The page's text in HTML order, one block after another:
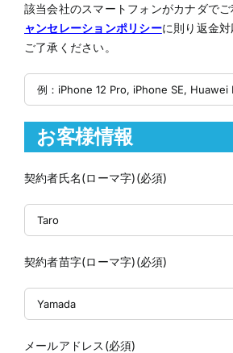
該当会社のスマートフォンがカナダでご
ャンセレーションポリシーに則り返金
ご了承ください。
お客様情報
契約者氏名(ローマ字)(必須)
契約者苗字(ローマ字)(必須)
メールアドレス(必須)